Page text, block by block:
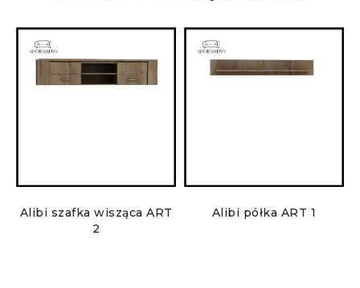
Alibi szafka wisząca ART
2
Alibi półka ART 1